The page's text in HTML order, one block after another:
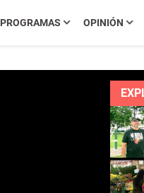
PROGRAMAS OPINIÓN